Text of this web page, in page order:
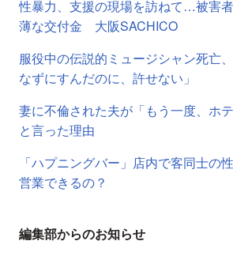
性暴力、支援の現場を訪ねて…被害
薄な交付金 大阪SACHICO
服役中の伝説的ミュージシャン死亡
なずにすんだのに、許せない」
妻に不倫された夫が「もう一度、ホ
と言った理由
「ハプニングバー」店内で客同士の
営業できるの？
編集部からのお知らせ